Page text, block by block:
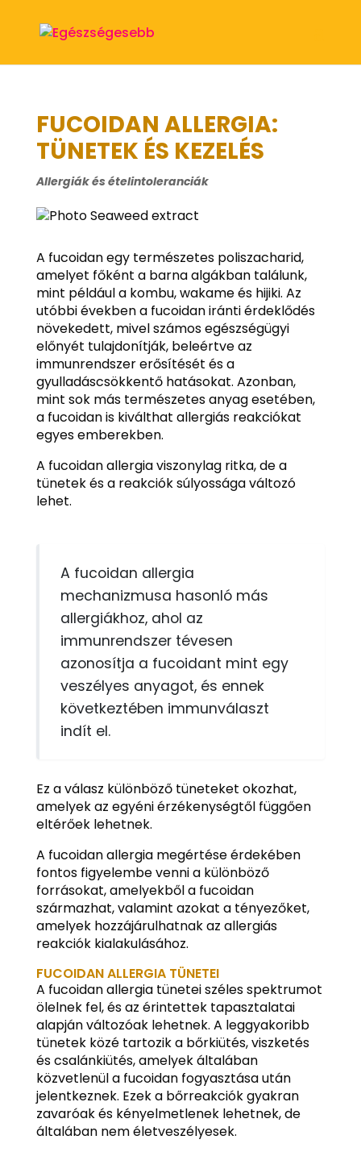
FUCOIDAN ALLERGIA:
TÜNETEK ÉS KEZELÉS
Allergiák és ételintoleranciák
A fucoidan egy természetes poliszacharid,
amelyet főként a barna algákban találunk,
mint például a kombu, wakame és hijiki. Az
utóbbi években a fucoidan iránti érdeklődés
növekedett, mivel számos egészségügyi
előnyét tulajdonítják, beleértve az
immunrendszer erősítését és a
gyulladáscsökkentő hatásokat. Azonban,
mint sok más természetes anyag esetében,
a fucoidan is kiválthat allergiás reakciókat
egyes emberekben.
A fucoidan allergia viszonylag ritka, de a
tünetek és a reakciók súlyossága változó
lehet.
A fucoidan allergia
mechanizmusa hasonló más
allergiákhoz, ahol az
immunrendszer tévesen
azonosítja a fucoidant mint egy
veszélyes anyagot, és ennek
következtében immunválaszt
indít el.
Ez a válasz különböző tüneteket okozhat,
amelyek az egyéni érzékenységtől függően
eltérőek lehetnek.
A fucoidan allergia megértése érdekében
fontos figyelembe venni a különböző
forrásokat, amelyekből a fucoidan
származhat, valamint azokat a tényezőket,
amelyek hozzájárulhatnak az allergiás
reakciók kialakulásához.
FUCOIDAN ALLERGIA TÜNETEI
A fucoidan allergia tünetei széles spektrumot
ölelnek fel, és az érintettek tapasztalatai
alapján változóak lehetnek. A leggyakoribb
tünetek közé tartozik a bőrkiütés, viszketés
és csalánkiütés, amelyek általában
közvetlenül a fucoidan fogyasztása után
jelentkeznek. Ezek a bőrreakciók gyakran
zavaróak és kényelmetlenek lehetnek, de
általában nem életveszélyesek.